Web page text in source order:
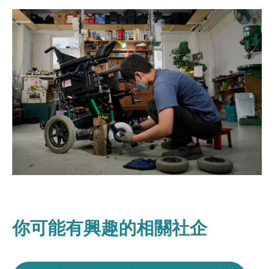
你可能有興趣的相關社企